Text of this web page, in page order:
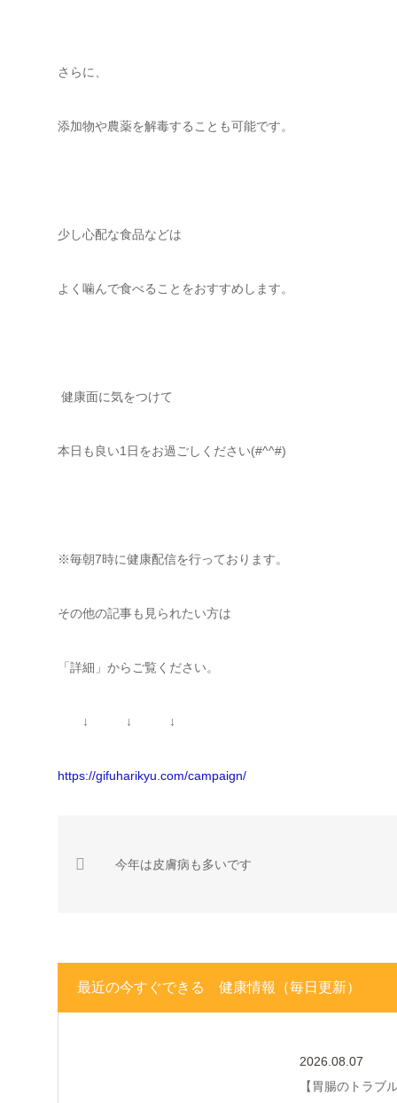
さらに、
添加物や農薬を解毒することも可能です。
少し心配な食品などは
よく噛んで食べることをおすすめします。
健康面に気をつけて
本日も良い1日をお過ごしください(#^^#)
※毎朝7時に健康配信を行っております。
その他の記事も見られたい方は
「詳細」からご覧ください。
↓ ↓ ↓
https://gifuharikyu.com/campaign/
今年は皮膚病も多いです
最近の今すぐできる 健康情報（毎日更新）
2026.08.07
【胃腸のトラブ